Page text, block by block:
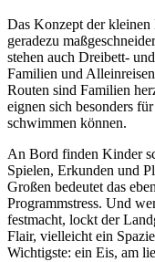
Das Konzept der
geradezu
stehen auch Dreibett-
Familien und
Routen sind Familien
eignen sich besonders
schwimmen können.
An Bord finden Kinder
Spielen, Erkunden und
Großen bedeutet das
Programmstress. Und
festmacht, lockt der
Flair, vielleicht ein
Wichtigste: ein Eis, am